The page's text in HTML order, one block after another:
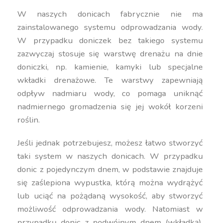
W naszych donicach fabrycznie nie ma
zainstalowanego systemu odprowadzania wody.
W przypadku doniczek bez takiego systemu
zazwyczaj stosuje się warstwę drenażu na dnie
doniczki, np. kamienie, kamyki lub specjalne
wkładki drenażowe. Te warstwy zapewniają
odpływ nadmiaru wody, co pomaga uniknąć
nadmiernego gromadzenia się jej wokół korzeni
roślin.
Jeśli jednak potrzebujesz, możesz łatwo stworzyć
taki system w naszych donicach. W przypadku
donic z pojedynczym dnem, w podstawie znajduje
się zaślepiona wypustka, którą można wydrążyć
lub uciąć na pożądaną wysokość, aby stworzyć
możliwość odprowadzania wody. Natomiast w